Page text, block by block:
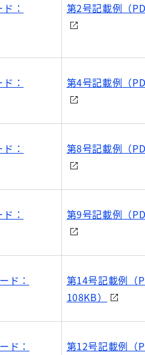
：
第2号記載例（
：
第4号記載例（
：
第8号記載例（
：
第9号記載例（
ド：
第14号記載例（
108KB）
ド：
第12号記載例（